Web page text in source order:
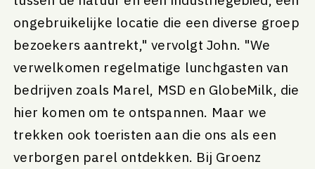
ongebruikelijke locatie die een diverse groep
bezoekers aantrekt," vervolgt John. "We
verwelkomen regelmatige lunchgasten van
bedrijven zoals Marel, MSD en GlobeMilk, die
hier komen om te ontspannen. Maar we
trekken ook toeristen aan die ons als een
verborgen parel ontdekken. Bij Groenz